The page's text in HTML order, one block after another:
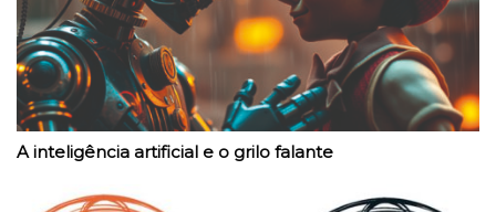
A inteligência artificial e o grilo falante